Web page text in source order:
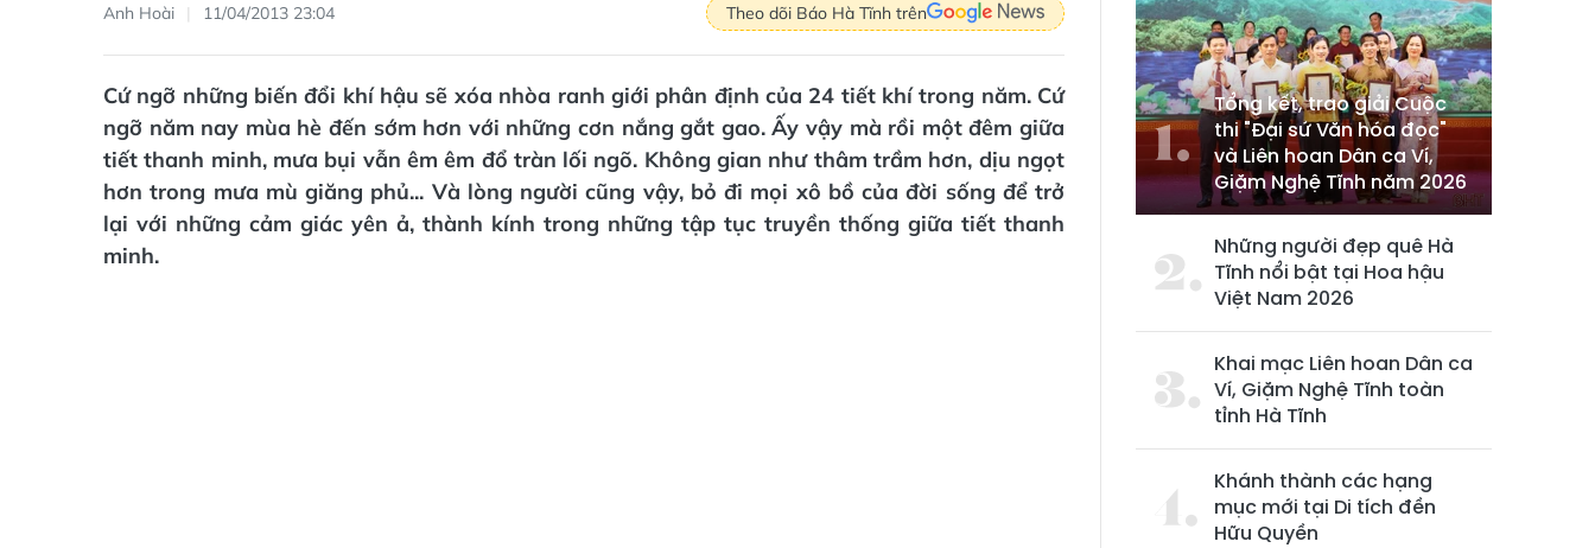
Anh Hoài 11/04/2013 23:04 Theo dõi Báo Hà Tĩnh trên
Cứ ngỡ những biến đổi khí hậu sẽ xóa nhòa ranh giới phân định của 24 tiết khí trong năm. Cứ
ngỡ năm nay mùa hè đến sớm hơn với những cơn nắng gắt gao. Ấy vậy mà rồi một đêm giữa
tiết thanh minh, mưa bụi vẫn êm êm đổ tràn lối ngõ. Không gian như thâm trầm hơn, dịu ngọt
hơn trong mưa mù giăng phủ... Và lòng người cũng vậy, bỏ đi mọi xô bồ của đời sống để trở
lại với những cảm giác yên ả, thành kính trong những tập tục truyền thống giữa tiết thanh
minh.
Tổng kết, trao giải Cuộc
thi "Đại sứ Văn hóa đọc"
và Liên hoan Dân ca Ví,
Giặm Nghệ Tĩnh năm 2026
Những người đẹp quê Hà
Tĩnh nổi bật tại Hoa hậu
Việt Nam 2026
Khai mạc Liên hoan Dân ca
Ví, Giặm Nghệ Tĩnh toàn
tỉnh Hà Tĩnh
Khánh thành các hạng
mục mới tại Di tích đền
Hữu Quyền